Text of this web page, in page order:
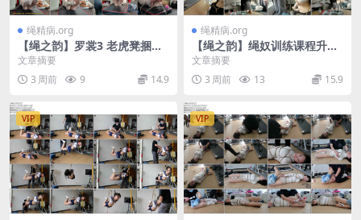
绳精病.org
【绳之韵】罗裳3 老虎凳捆
绑，肉丝白袜、原味+口球，G
C下的滴蜡虐足，蜡油滴进脚
趾缝.
文章摘要
3 周前
9 14.9
绳精病.org
【绳之韵】绳奴训练课程升级
项目：数字与怪味的赌约、小
九妹犬奴爬行、叼运物品训
练，..
文章摘要
3 周前
13 15.9
VIP VIP